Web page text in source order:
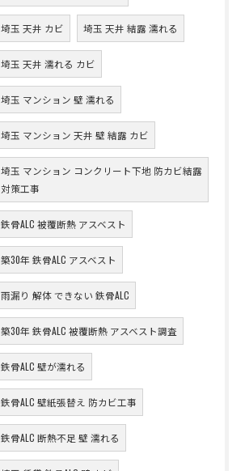
埼玉 天井 カビ 埼玉 天井 結露 濡れる
埼玉 天井 濡れる カビ
埼玉 マンション 壁 濡れる
埼玉 マンション 天井 壁 結露 カビ
埼玉 マンション コンクリート下地 防カビ結露
対策工事
鉄骨ALC 被覆断熱 アスベスト
築30年 鉄骨ALC アスベスト
雨漏り 解体 できない 鉄骨ALC
築30年 鉄骨ALC 被覆断熱 アスベスト調査
鉄骨ALC 壁が濡れる
鉄骨ALC 壁紙張替え 防カビ工事
鉄骨ALC 断熱不足 壁 濡れる